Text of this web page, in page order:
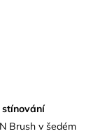
Brush v šedém